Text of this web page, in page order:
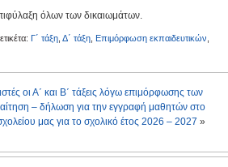
όλων των δικαιωμάτων.
Γ΄ τάξη Δ΄ τάξη Επιμόρφωση εκπαιδευτικών
οι Α΄ και Β΄ τάξεις λόγω επιμόρφωσης των
αίτηση – δήλωση για την εγγραφή μαθητών στο
μας για το σχολικό έτος 2026 – 2027 »